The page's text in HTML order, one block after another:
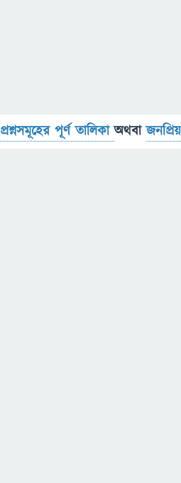
প্রশ্নসমূহের পূর্ণ তালিকাঅথবা